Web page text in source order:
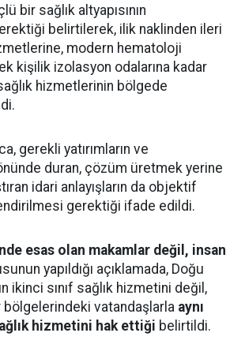
bir sağlık altyapısının
belirtilerek, ilik naklinden ileri
modern hematoloji
kişilik izolasyon odalarına kadar
hizmetlerinin bölgede
gerekli yatırımların ve
duran, çözüm üretmek yerine
idari anlayışların da objektif
gerektiği ifade edildi.
esas olan makamlar değil, insan
yapıldığı açıklamada, Doğu
ikinci sınıf sağlık hizmetini değil,
bölgelerindeki vatandaşlarla aynı
hizmetini hak ettiği belirtildi.